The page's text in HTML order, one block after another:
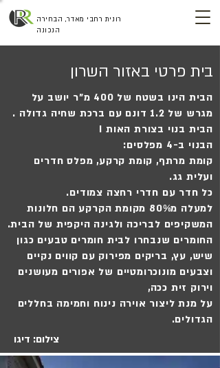
רונית רחבי מאדר, הבחירה
הנכונה
בית פרטי באזור השרון
הבית הינו בשטח של 400 מ"ר יושב על
מגרש של 1.2 דונם עם ברכת שחיה גדולה .
הבית בנוי בצורת האות I
הבנוי ב-4 מפלסים:
קומת מרתף, קומת קרקע, מפלס חדרים
ועלית גג.
כל חדר עם חדרי רחצה צמודים.
למעלה מ80% מקומת הקרקע הם חלונות
המשקיפים לבריכה ולגינה היקפית של הבית.
החומרים שנבחרו לבית חומרים טבעים כגון
שיש, עץ, בריקים מפירוק עם קווים נקיים
וצבעים מונוכרומטיים של אפורים מעושנים
וירוק זית ככה,
על מנת ליצור אוירה נינוח וחמימה בחללים
הגדולים.
צילום: דיגו